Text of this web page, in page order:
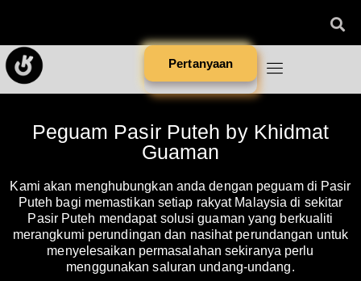
Pertanyaan
Peguam Pasir Puteh by Khidmat
Guaman
Kami akan menghubungkan anda dengan peguam di Pasir
Puteh bagi memastikan setiap rakyat Malaysia di sekitar
Pasir Puteh mendapat solusi guaman yang berkualiti
merangkumi perundingan dan nasihat perundangan untuk
menyelesaikan permasalahan sekiranya perlu
menggunakan saluran undang-undang.